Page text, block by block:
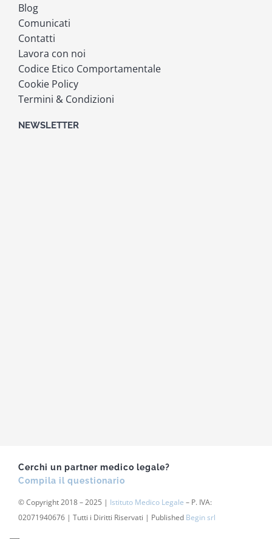
Blog
Comunicati
Contatti
Lavora con noi
Codice Etico Comportamentale
Cookie Policy
Termini & Condizioni
NEWSLETTER
Cerchi un partner medico legale?
Compila il questionario
© Copyright 2018 – 2025 | Istituto Medico Legale – P. IVA:
02071940676 | Tutti i Diritti Riservati | Published Begin srl